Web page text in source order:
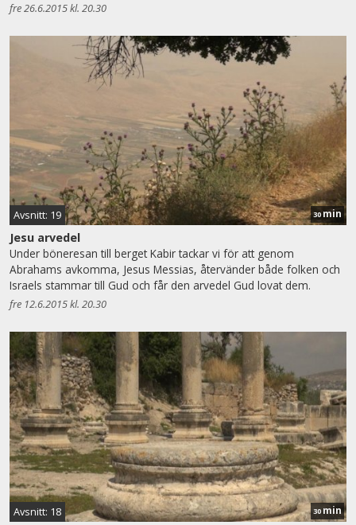
fre 26.6.2015 kl. 20.30
Avsnitt: 19 30min
Jesu arvedel
Under böneresan till berget Kabir tackar vi för att genom
Abrahams avkomma, Jesus Messias, återvänder både folken och
Israels stammar till Gud och får den arvedel Gud lovat dem.
fre 12.6.2015 kl. 20.30
Avsnitt: 18 30 min